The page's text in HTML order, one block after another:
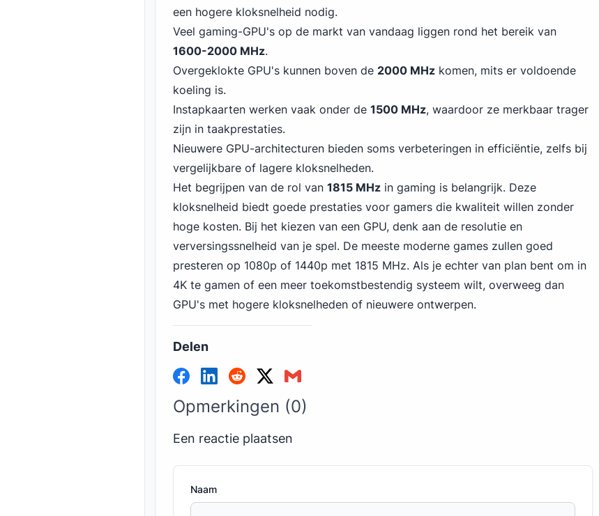
een hogere kloksnelheid nodig.
Veel gaming-GPU's op de markt van vandaag liggen rond het bereik van
1600-2000 MHz.
Overgeklokte GPU's kunnen boven de 2000 MHz komen, mits er voldoende
koeling is.
Instapkaarten werken vaak onder de 1500 MHz, waardoor ze merkbaar trager
zijn in taakprestaties.
Nieuwere GPU-architecturen bieden soms verbeteringen in efficiëntie, zelfs bij
vergelijkbare of lagere kloksnelheden.
Het begrijpen van de rol van 1815 MHz in gaming is belangrijk. Deze
kloksnelheid biedt goede prestaties voor gamers die kwaliteit willen zonder
hoge kosten. Bij het kiezen van een GPU, denk aan de resolutie en
verversingssnelheid van je spel. De meeste moderne games zullen goed
presteren op 1080p of 1440p met 1815 MHz. Als je echter van plan bent om in
4K te gamen of een meer toekomstbestendig systeem wilt, overweeg dan
GPU's met hogere kloksnelheden of nieuwere ontwerpen.
Delen
Opmerkingen (0)
Een reactie plaatsen
Naam